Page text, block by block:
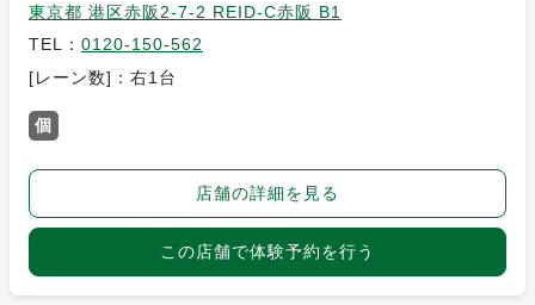
東京都 港区赤阪2-7-2 REID-C赤阪 B1
TEL： 0120-150-562
[レーン数]：右1台
個
店舗の詳細を見る
この店舗で体験予約を行う